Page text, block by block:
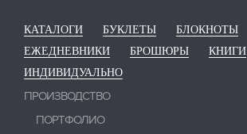
КАТАЛОГИ БУКЛЕТЫ
БЛОКНОТЫ
ЕЖЕДНЕВНИКИ
БРОШЮРЫ
КНИГИ
ИНДИВИДУАЛЬНО
ПРОИЗВОДСТВО
ПОРТФОЛИО